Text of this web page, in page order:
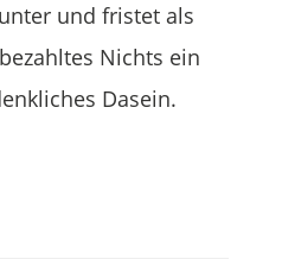
und fristet als
Nichts ein
Dasein.